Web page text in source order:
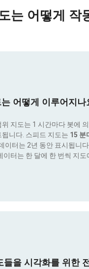
는 어떻게 작
어떻게 이루어지나
지도는 1 시간마다 봇에
됩니다. 스피드 지도는 15 분
이터는 2년 동안 표시됩니
이터는 한 달에 한 번씩 지도
들을 시각화를 위한